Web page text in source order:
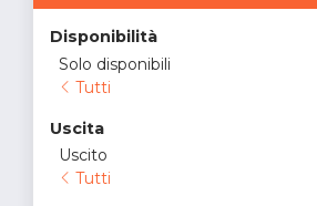
Disponibilità
Solo disponibili
Tutti
Uscita
Uscito
Tutti